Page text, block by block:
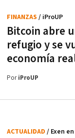
Bitcoin abre
refugio y se
economía
FINANZAS / iProUP
PoriProUP
ACTUALIDAD / Exen